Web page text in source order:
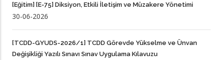
[Eğitim] [E-75] Diksiyon, Etkili İletişim ve Müzakere Yönetimi
30-06-2026
[TCDD-GYUDS-2026/1] TCDD Görevde Yükselme ve Ünvan
Değişikliği Yazılı Sınavı Sınav Uygulama Kılavuzu